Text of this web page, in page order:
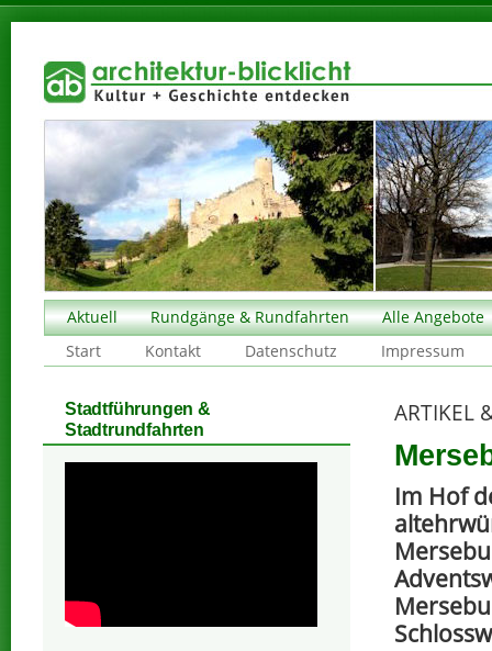
Aktuell Rundgänge & Rundfahrten
Alle Angebote
Start
Kontakt Datenschutz Impressum
ARTIKEL
Im Hof
Stadtführungen &
Stadtrundfahrten